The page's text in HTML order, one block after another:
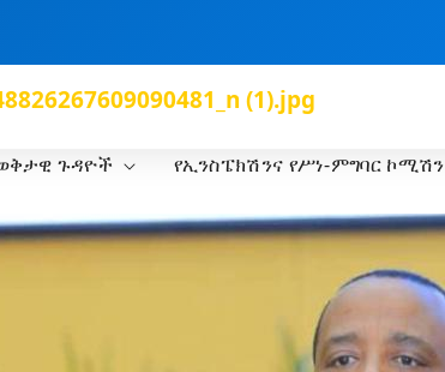
ጉዳዮች የኢንስፔክሽንና የሥነ-ምግባር ኮሚሽን
(1).jpg